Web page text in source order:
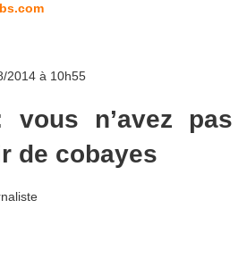
2014 à 10h55
vous n’avez pas
de cobayes